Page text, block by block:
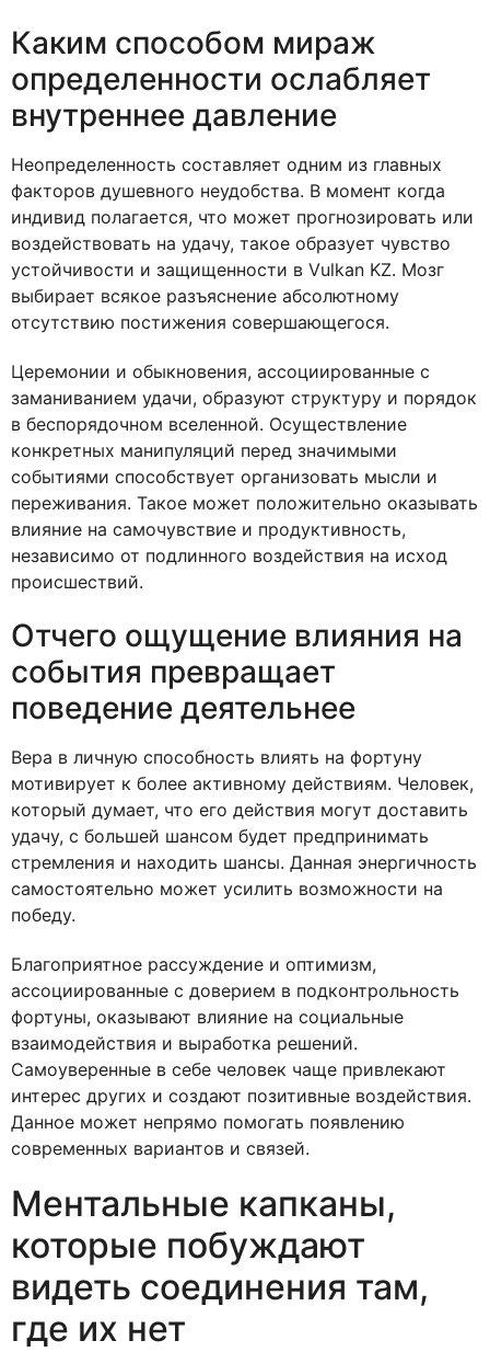
Каким способом мираж
определенности ослабляет
внутреннее давление
Неопределенность составляет одним из главных
факторов душевного неудобства. В момент когда
индивид полагается, что может прогнозировать или
воздействовать на удачу, такое образует чувство
устойчивости и защищенности в Vulkan KZ. Мозг
выбирает всякое разъяснение абсолютному
отсутствию постижения совершающегося.
Церемонии и обыкновения, ассоциированные с
заманиванием удачи, образуют структуру и порядок
в беспорядочном вселенной. Осуществление
конкретных манипуляций перед значимыми
событиями способствует организовать мысли и
переживания. Такое может положительно оказывать
влияние на самочувствие и продуктивность,
независимо от подлинного воздействия на исход
происшествий.
Отчего ощущение влияния на
события превращает
поведение деятельнее
Вера в личную способность влиять на фортуну
мотивирует к более активному действиям. Человек,
который думает, что его действия могут доставить
удачу, с большей шансом будет предпринимать
стремления и находить шансы. Данная энергичность
самостоятельно может усилить возможности на
победу.
Благоприятное рассуждение и оптимизм,
ассоциированные с доверием в подконтрольность
фортуны, оказывают влияние на социальные
взаимодействия и выработка решений.
Самоуверенные в себе человек чаще привлекают
интерес других и создают позитивные воздействия.
Данное может непрямо помогать появлению
современных вариантов и связей.
Ментальные капканы,
которые побуждают
видеть соединения там,
где их нет